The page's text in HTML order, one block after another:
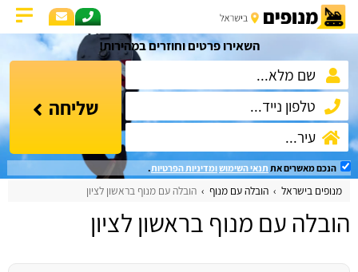
השאירו פרטים וחוזרים במהירות!
שליחה
הנכם מאשרים את תנאי השימושומדיניות הפרטיות.
מנופים בישראל הובלה עם מנוף הובלה עם מנוף בראשון לציון
הובלה עם מנוף בראשון לציון